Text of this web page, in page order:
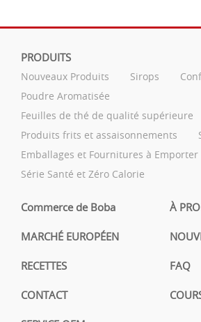
PRODUITS
Nouveaux Produits Sirops
Poudre Aromatisée
Feuilles de thé de qualité supérieure
Produits frits et assaisonnements
Emballages et Fournitures à Emporter
Série Santé et Zéro Calorie
Commerce de Boba À
MARCHÉ EUROPÉEN
RECETTES FAQ
CONTACT